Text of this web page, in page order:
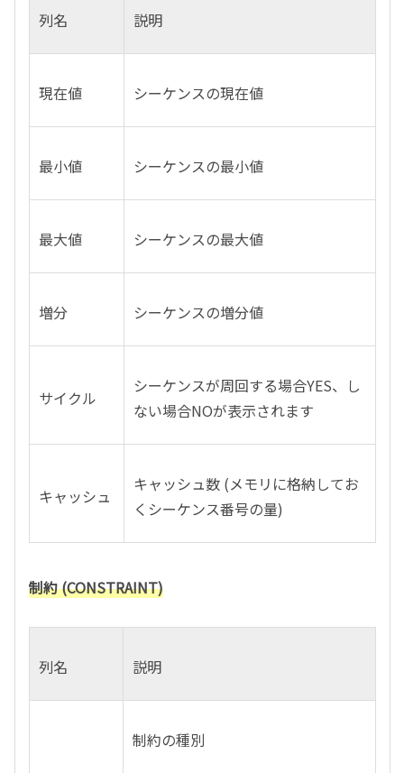
列名 説明
現在値 シーケンスの現在値
最小値 シーケンスの最小値
最大値 シーケンスの最大値
増分 シーケンスの増分値
サイクル
シーケンスが周回する場合YES、し
ない場合NOが表示されます
キャッシュ
キャッシュ数 (メモリに格納してお
くシーケンス番号の量)
制約 (CONSTRAINT)
列名 説明
制約の種別